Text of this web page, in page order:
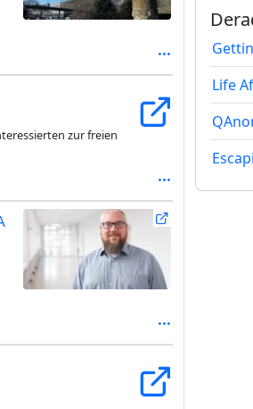
zur freien
Life